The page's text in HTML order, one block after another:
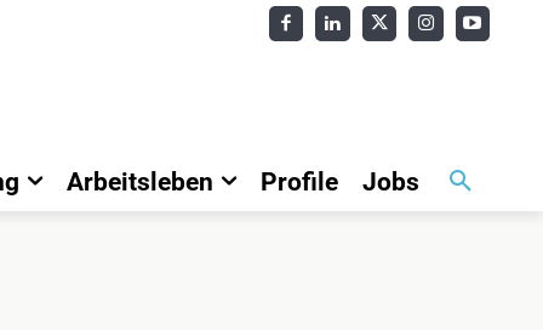
Arbeitsleben Profile Jobs